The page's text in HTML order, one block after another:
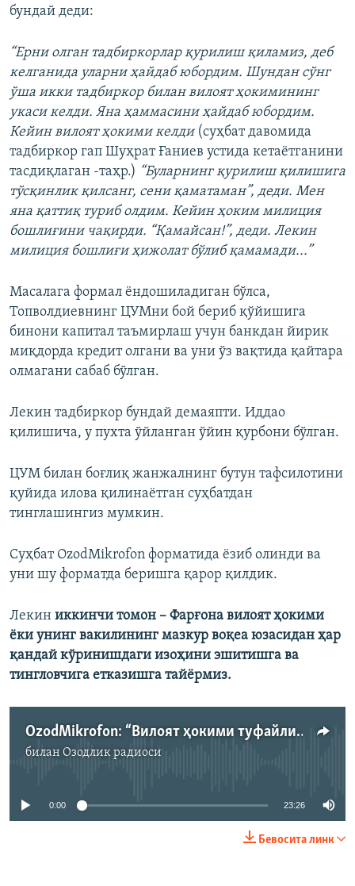
бундай деди:
“Ерни олган тадбиркорлар қурилиш қиламиз, деб
келганида уларни ҳайдаб юбордим. Шундан сўнг
ўша икки тадбиркор билан вилоят ҳокимининг
укаси келди. Яна ҳаммасини ҳайдаб юбордим.
Кейин вилоят ҳокими келди (суҳбат давомида
тадбиркор гап Шуҳрат Ғаниев устида кетаётганини
тасдиқлаган -таҳр.) “Буларнинг қурилиш қилишига
тўсқинлик қилсанг, сени қаматаман”, деди. Мен
яна қаттиқ туриб олдим. Кейин ҳоким милиция
бошлиғини чақирди. “Қамайсан!”, деди. Лекин
милиция бошлиғи ҳижолат бўлиб қамамади...”
Масалага формал ёндошиладиган бўлса,
Топволдиевнинг ЦУМни бой бериб қўйишига
бинони капитал таъмирлаш учун банкдан йирик
миқдорда кредит олгани ва уни ўз вақтида қайтара
олмагани сабаб бўлган.
Лекин тадбиркор бундай демаяпти. Иддао
қилишича, у пухта ўйланган ўйин қурбони бўлган.
ЦУМ билан боғлиқ жанжалнинг бутун тафсилотини
қуйида илова қилинаётган суҳбатдан
тинглашингиз мумкин.
Суҳбат OzodMikrofon форматида ёзиб олинди ва
уни шу форматда беришга қарор қилдик.
Лекин иккинчи томон – Фарғона вилоят ҳокими
ёки унинг вакилининг мазкур воқеа юзасидан ҳар
қандай кўринишдаги изоҳини эшитишга ва
тингловчига етказишга тайёрмиз.
OzodMikrofon: “Вилоят ҳокими туфайли 10 млрд. сўмлик мулкимдан ажралиб қолдим”
билан Озодлик радиоси
Айни дамда медиа-манба мавжуд эмас
0:00 23:26
Бевосита линк